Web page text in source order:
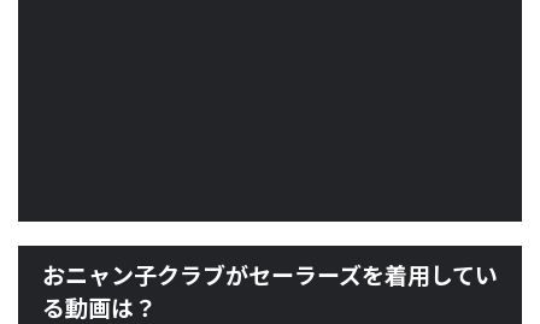
おニャン子クラブがセーラーズを着用してい
る動画は？